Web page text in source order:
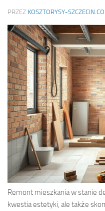
PRZEZ KOSZTORYSY-
Remont mieszkania w stanie
kwestia estetyki, ale także